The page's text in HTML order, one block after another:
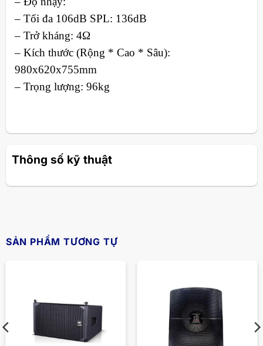
– Tối đa 106dB SPL: 136dB
– Trở kháng: 4Ω
– Kích thước (Rộng * Cao * Sâu):
980x620x755mm
– Trọng lượng: 96kg
Thông số kỹ thuật
SẢN PHẨM TƯƠNG TỰ